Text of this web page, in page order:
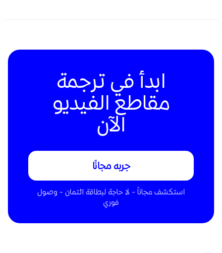
ابدأ في ترجمة
مقاطع الفيديو
الآن
جربه مجانًا
استكشف مجاناً - لا حاجة لبطاقة ائتمان - وصول
فوري